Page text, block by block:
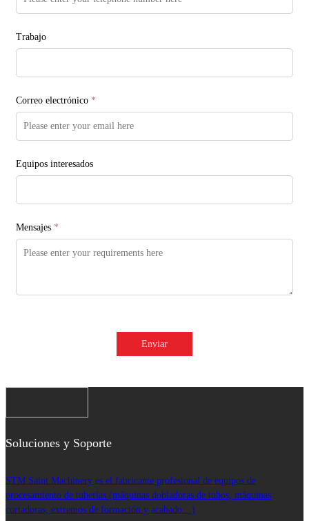
Trabajo
Correo electrónico *
Equipos interesados
Mensajes *
Enviar
Soluciones y Soporte
STM Saint Machinery es el fabricante profesional de equipos de
procesamiento de tuberías (máquinas dobladoras de tubos, máquinas
cortadoras, extremos de formación y acabado…)